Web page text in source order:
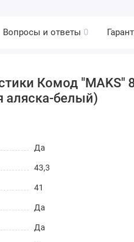
Вопросы и ответы 0
Комод
белый)
Да
43,3
41
Да
Да